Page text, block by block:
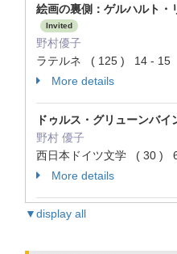
絵画の裏側：ゲルハルト・
Invited
野村優子
ラテルネ ( 125 ) 14 - 15
More details
ドゥルス・グリューンバイ
野村 優子
西日本ドイツ文学 ( 30 )
More details
▼display all